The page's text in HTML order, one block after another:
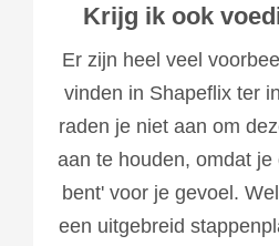
Krijg ik ook
Er zijn heel veel
vinden in Shapeflix ter
raden je niet aan om
aan te houden, omdat
bent' voor je gevoel.
een uitgebreid